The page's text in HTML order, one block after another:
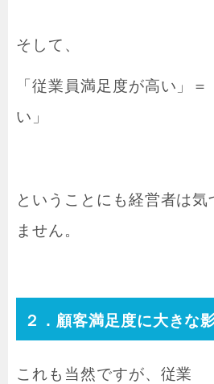
そして、
「従業員満足度が高い」
い」
ということにも経営者は気
ません。
２．顧客満足度に大きな
これも当然ですが、従業